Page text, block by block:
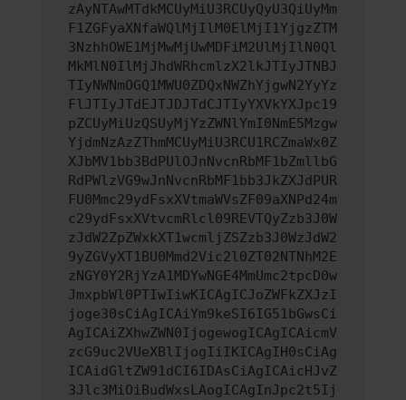
zAyNTAwMTdkMCUyMiU3RCUyQyU3QiUyMm
F1ZGFyaXNfaWQlMjIlM0ElMjI1YjgzZTM
3NzhhOWE1MjMwMjUwMDFiM2UlMjIlN0Ql
MkMlN0IlMjJhdWRhcmlzX2lkJTIyJTNBJ
TIyNWNmOGQ1MWU0ZDQxNWZhYjgwN2YyYz
FlJTIyJTdEJTJDJTdCJTIyYXVkYXJpc19
pZCUyMiUzQSUyMjYzZWNlYmI0NmE5Mzgw
YjdmNzAzZThmMCUyMiU3RCU1RCZmaWx0Z
XJbMV1bb3BdPUlOJnNvcnRbMF1bZmllbG
RdPWlzVG9wJnNvcnRbMF1bb3JkZXJdPUR
FU0Mmc29ydFsxXVtmaWVsZF09aXNPd24m
c29ydFsxXVtvcmRlcl09REVTQyZzb3J0W
zJdW2ZpZWxkXT1wcmljZSZzb3J0WzJdW2
9yZGVyXT1BU0Mmd2Vic2l0ZT02NTNhM2E
zNGY0Y2RjYzA1MDYwNGE4MmUmc2tpcD0w
JmxpbWl0PTIwIiwKICAgICJoZWFkZXJzI
joge30sCiAgICAiYm9keSI6IG51bGwsCi
AgICAiZXhwZWN0IjogewogICAgICAicmV
zcG9uc2VUeXBlIjogIiIKICAgIH0sCiAg
ICAidGltZW91dCI6IDAsCiAgICAicHJvZ
3Jlc3MiOiBudWxsLAogICAgInJpc2t5Ij